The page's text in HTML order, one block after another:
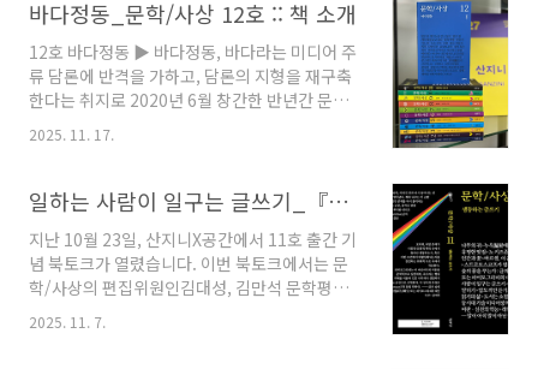
의 노모스 개념을 바탕으로 대지 중심의 질서와
바다..
주관하는 구모룡 문학평론가가 진행했기에 더욱
구체적이고 알찬 북토크였습니다. 그 현장 지금
바로 소개합니다! 이소영 편집자(『문학/사상』
편집장) 네, 안녕하세요. 저는 『문학/사상』 편
집장 이소영입니다. 12호 출간 기념회에 오신 여
러분, 그리고 유튜브에서 보고 계신 독자 여러분
이번 북토크에서는 『문학/사상』의 든든한 편
집인이시자 문..
바다정동_문학/사상 12호 :: 책 소개
12호 바다정동 ▶ 바다정동, 바다라는 미디어 주
류 담론에 반격을 가하고, 담론의 지형을 재구축
한다는 취지로 2020년 6월 창간한 반년간 문예
비평지 『문학/사상』이 12호를 맞이하였다. 이
번 12호는 ‘바다정동’이라는 새로운 개념을 창안
다. 구모룡은 「바다를 감각하고 사유하는 방
법」에서 ‘대양의 느낌’을 매개로 바다를 감각하
고 사유하는 새로운 방식을 제시한다. 바다를 단
순한 자연 풍경이 아니라 인간과 비인간, 감정과
사유, 문명과 존재가 맞물리는 복합적 장으로 바
라보는 것이다. 구모룡은 이처럼 바다를 감각과
2025. 11. 17.
일하는 사람이 일구는 글쓰기_『문학/사상 11 - 생동하는 글쓰기』 북토크 후기
지난 10월 23일, 산지니X공간에서 11호 출간 기
념 북토크가 열렸습니다. 이번 북토크에서는 문
학/사상의 편집위원인김대성, 김만석 문학평론
번 호의 특집을 쓴 필자이기도 합니다. 주제 기획
2025. 11. 7.